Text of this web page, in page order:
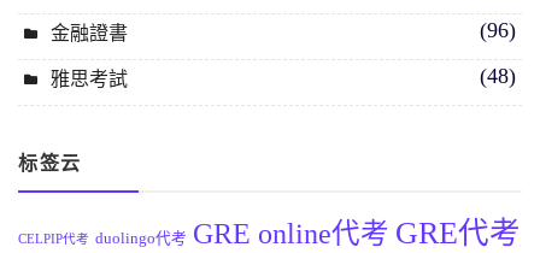
金融證書 (96)
雅思考試 (48)
标签云
CELPIP代考 duolingo代考 GRE online代考 GRE代考